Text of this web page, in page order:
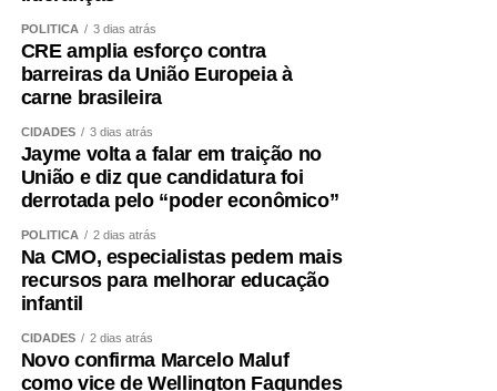
O treinamento de força deve ocupar posição central.
Caminhar é importante, mas pode não ser suficiente para
preservar ou recuperar massa muscular. Exercícios
resistidos, progressivos e individualizados são
fundamentais.
A alimentação também precisa garantir quantidade
adequada de proteínas e energia, distribuídas ao longo
do dia e ajustadas à idade, função renal, rotina e
condição clínica.
Além disso, é essencial tratar fatores que aceleram a
perda muscular e o envelhecimento vascular, como
POLÍTICA 3 dias atrás
CRE amplia esforço contra
barreiras da União Europeia à
carne brasileira
CIDADES 3 dias atrás
Jayme volta a falar em traição no
União e diz que candidatura foi
derrotada pelo “poder econômico”
POLÍTICA 2 dias atrás
Na CMO, especialistas pedem mais
recursos para melhorar educação
infantil
CIDADES 2 dias atrás
Novo confirma Marcelo Maluf
como vice de Wellington Fagundes